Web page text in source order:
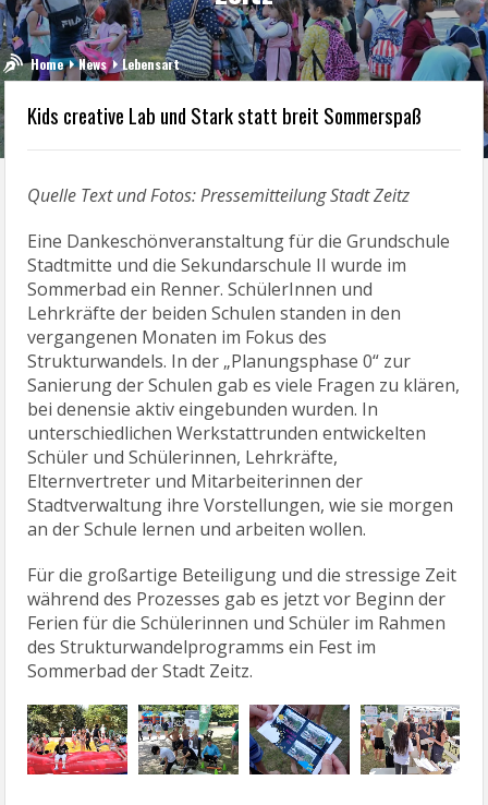
Home News Lebensart
Kids creative Lab und Stark statt breit Sommerspaß
Quelle Text und Fotos: Pressemitteilung Stadt Zeitz
Eine Dankeschönveranstaltung für die Grundschule
Stadtmitte und die Sekundarschule II wurde im
Sommerbad ein Renner. SchülerInnen und
Lehrkräfte der beiden Schulen standen in den
vergangenen Monaten im Fokus des
Strukturwandels. In der „Planungsphase 0“ zur
Sanierung der Schulen gab es viele Fragen zu klären,
bei denensie aktiv eingebunden wurden. In
unterschiedlichen Werkstattrunden entwickelten
Schüler und Schülerinnen, Lehrkräfte,
Elternvertreter und Mitarbeiterinnen der
Stadtverwaltung ihre Vorstellungen, wie sie morgen
an der Schule lernen und arbeiten wollen.
Für die großartige Beteiligung und die stressige Zeit
während des Prozesses gab es jetzt vor Beginn der
Ferien für die Schülerinnen und Schüler im Rahmen
des Strukturwandelprogramms ein Fest im
Sommerbad der Stadt Zeitz.